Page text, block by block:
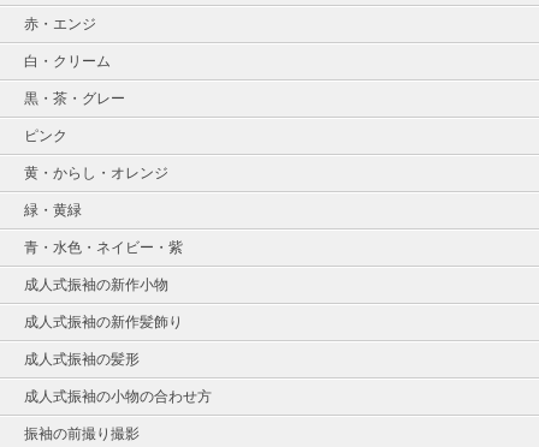
赤・エンジ
白・クリーム
黒・茶・グレー
ピンク
黄・からし・オレンジ
緑・黄緑
青・水色・ネイビー・紫
成人式振袖の新作小物
成人式振袖の新作髪飾り
成人式振袖の髪形
成人式振袖の小物の合わせ方
振袖の前撮り撮影